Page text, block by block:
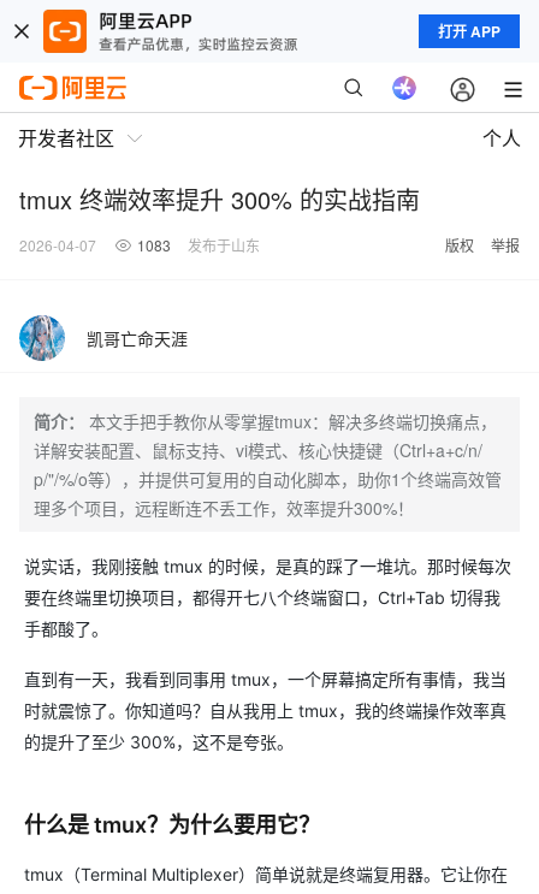
打开 APP
开发者社区 个人
tmux 终端效率提升 300% 的实战指南
2026-04-07 1083 发布于山东 版权 举报
凯哥亡命天涯
简介：
本文手把手教你从零掌握tmux：解决多终端切换痛点，
详解安装配置、鼠标支持、vi模式、核心快捷键（Ctrl+a+c/n/
p/"/%/o等），并提供可复用的自动化脚本，助你1个终端高效管
理多个项目，远程断连不丢工作，效率提升300%！
说实话，我刚接触 tmux 的时候，是真的踩了一堆坑。那时候每次
要在终端里切换项目，都得开七八个终端窗口，Ctrl+Tab 切得我
手都酸了。
直到有一天，我看到同事用 tmux，一个屏幕搞定所有事情，我当
时就震惊了。你知道吗？自从我用上 tmux，我的终端操作效率真
的提升了至少 300%，这不是夸张。
什么是 tmux？为什么要用它？
tmux（Terminal Multiplexer）简单说就是终端复用器。它让你在